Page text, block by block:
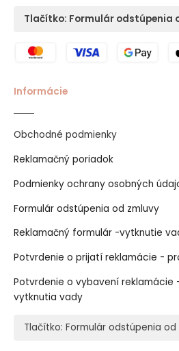
Tlačítko: Formulár odstúpenia
Informácie
Obchodné podmienky
Reklamačný poriadok
Podmienky ochrany osobných
Formulár odstúpenia od zmluvy
Reklamačný formulár -vytknutie
Potvrdenie o prijatí reklamácie -
Potvrdenie o vybavení
vytknutia vady
Tlačítko: Formulár odstúpenia od